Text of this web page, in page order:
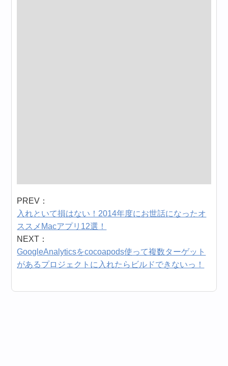
PREV：
入れといて損はない！2014年度にお世話になったオ
ススメMacアプリ12選！
NEXT：
GoogleAnalyticsをcocoapods使って複数ターゲット
があるプロジェクトに入れたらビルドできないっ！